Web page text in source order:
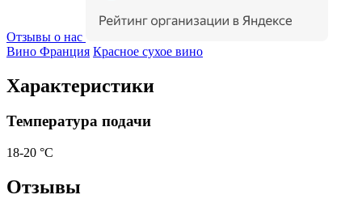
Отзывы о нас
Вино Франция Красное сухое вино
Характеристики
Температура подачи
18-20 °С
Отзывы